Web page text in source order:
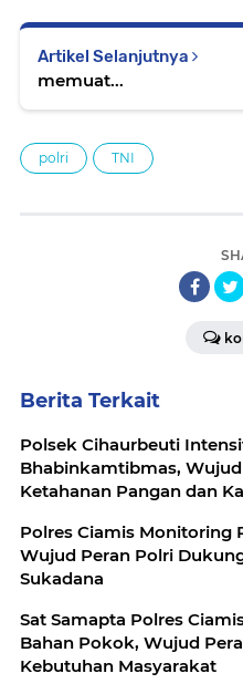
Artikel Selanjutnya
memuat...
polri TNI
Berita Terkait
Polsek Cihaurbeuti
Bhabinkamtibmas,
Ketahanan Pangan dan
Polres Ciamis Monitoring
Wujud Peran Polri
Sukadana
Sat Samapta Polres
Bahan Pokok, Wujud
Kebutuhan Masyarakat